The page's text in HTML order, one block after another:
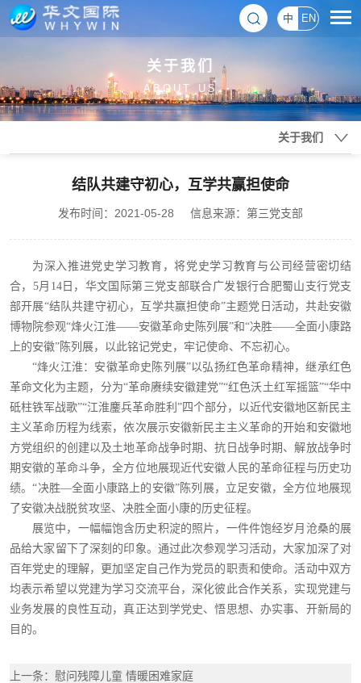
中 EN
关于我们
ABOUT US
关于我们
结队共建守初心，互学共赢担使命
发布时间：2021-05-28 信息来源：第三党支部
为深入推进党史学习教育，将党史学习教育与公司经营密切结
合，5月14日，华文国际第三党支部联合广发银行合肥蜀山支行党支
部开展“结队共建守初心，互学共赢担使命”主题党日活动，共赴安徽
博物院参观“烽火江淮——安徽革命史陈列展”和“决胜——全面小康路
上的安徽”陈列展，以此铭记党史，牢记使命、不忘初心。
“烽火江淮：安徽革命史陈列展”以弘扬红色革命精神，继承红色
革命文化为主题，分为“革命赓续安徽建党”“红色沃土红军摇篮”“华中
砥柱铁军战歌”“江淮鏖兵革命胜利”四个部分，以近代安徽地区新民主
主义革命历程为线索，依次展示安徽新民主主义革命的开始和安徽地
方党组织的创建以及土地革命战争时期、抗日战争时期、解放战争时
期安徽的革命斗争，全方位地展现近代安徽人民的革命征程与历史功
绩。“决胜—全面小康路上的安徽”陈列展，立足安徽，全方位地展现
了安徽决战脱贫攻坚、决胜全面小康的历史征程。
展览中，一幅幅饱含历史积淀的照片，一件件饱经岁月沧桑的展
品给大家留下了深刻的印象。通过此次参观学习活动，大家加深了对
百年党史的理解，更加坚定自己作为党员的职责和使命。活动中双方
均表示希望以党建为学习交流平台，深化彼此合作关系，实现党建与
业务发展的良性互动，真正达到学党史、悟思想、办实事、开新局的
目的。
上一条：慰问残障儿童 情暖困难家庭